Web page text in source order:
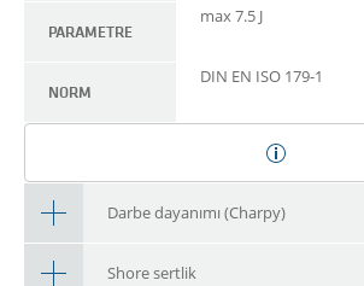
PARAMETRE
max 7.5 J
NORM
DIN EN ISO 179-1
Darbe dayanımı (Charpy)
Shore sertlik